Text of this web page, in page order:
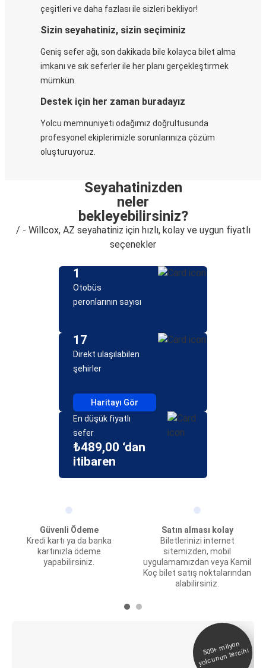
çeşitleri ve daha fazlası ile sizleri bekliyor!
Sizin seyahatiniz, sizin seçiminiz
Geniş sefer ağı, son dakikada bile kolayca bilet alma
imkanı ve sık seferler ile her planı gerçekleştirmek
mümkün.
Destek için her zaman buradayız
Yolcu memnuniyeti odağımız doğrultusunda
profesyonel ekiplerimizle sorunlarınıza çözüm
oluşturuyoruz.
Seyahatinizden
neler
bekleyebilirsiniz?
/ - Willcox, AZ seyahatiniz için hızlı, kolay ve uygun fiyatlı
seçenekler
1
Otobüs
peronlarının sayısı
17
Direkt ulaşılabilen
şehirler
Haritayı Gör
En düşük fiyatlı
sefer
₺489,00 ‘dan
itibaren
Güvenli Ödeme
Kredi kartı ya da banka
kartınızla ödeme
yapabilirsiniz.
Satın alması kolay
Biletlerinizi internet
sitemizden, mobil
uygulamamızdan veya Kamil
Koç bilet satış noktalarından
alabilirsiniz.
500+
milyon
yolcunun tercihi